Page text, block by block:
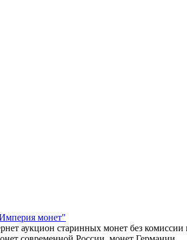
монет"
аукцион старинных монет без